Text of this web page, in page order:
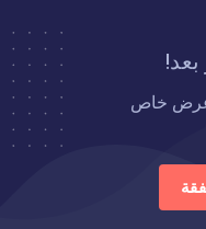
جرب الآن
بعد!
عرض خاص